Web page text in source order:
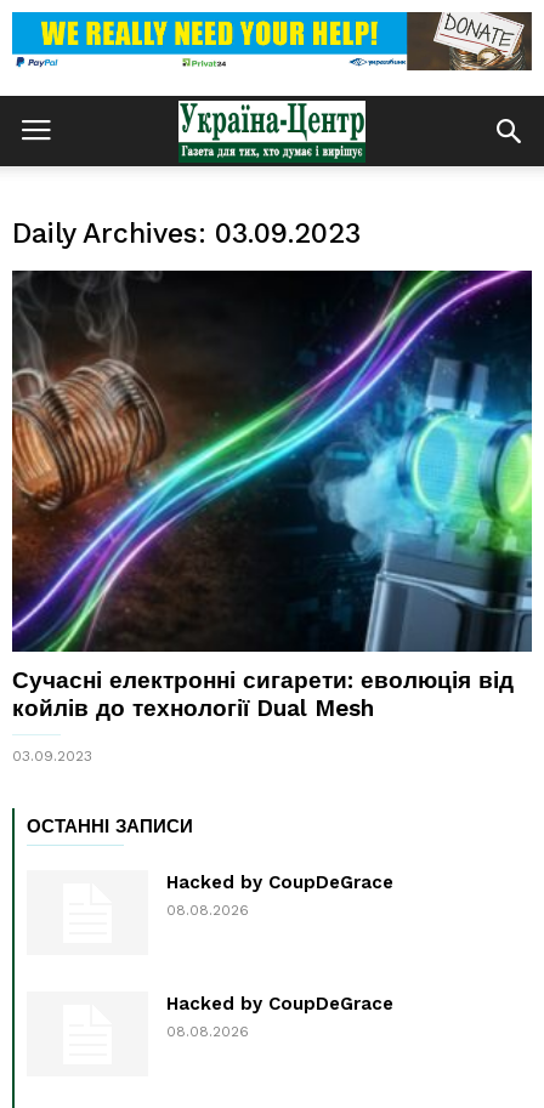
Daily Archives: 03.09.2023
Сучасні електронні сигарети: еволюція від
койлів до технології Dual Mesh
03.09.2023
ОСТАННІ ЗАПИСИ
Hacked by CoupDeGrace
08.08.2026
Hacked by CoupDeGrace
08.08.2026